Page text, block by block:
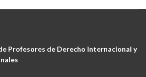
Profesores de Derecho Internacional y